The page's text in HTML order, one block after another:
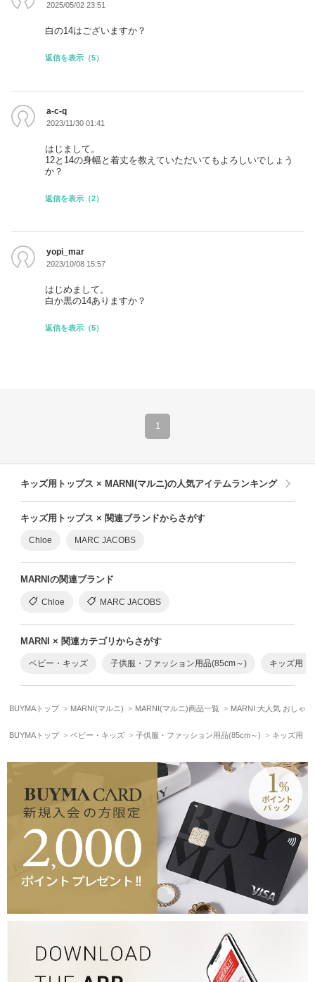
2025/05/02 23:51
白の14はございますか？
返信を表示（5）
a-c-q
2023/11/30 01:41
はじまして。
12と14の身幅と着丈を教えていただいてもよろしいでしょう
か？
返信を表示（2）
yopi_mar
2023/10/08 15:57
はじめまして。
白か黒の14ありますか？
返信を表示（5）
1
キッズ用トップス × MARNI(マルニ)の人気アイテムランキング
キッズ用トップス × 関連ブランドからさがす
Chloe MARC JACOBS
MARNIの関連ブランド
Chloe MARC JACOBS
MARNI × 関連カテゴリからさがす
ベビー・キッズ 子供服・ファッション用品(85cm～) キッズ用ト
BUYMAトップ MARNI(マルニ) MARNI(マルニ)商品一覧 MARNI 大人気 おしゃ
BUYMAトップ ベビー・キッズ 子供服・ファッション用品(85cm～) キッズ用ト